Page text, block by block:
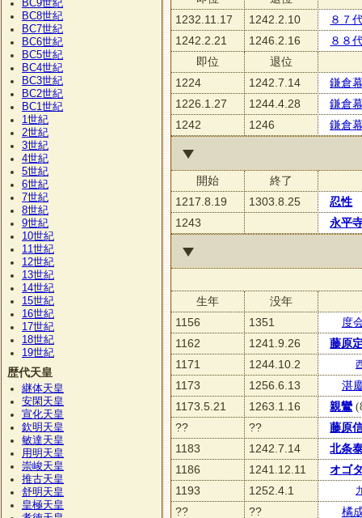
1232.11.17
1242.2.10
８７
1242.2.21
1246.2.16
８８
即位
退位
1224
1242.7.14
鎌倉
1226.1.27
1244.4.28
鎌倉
1242
1246 鎌倉
開始
終了
1217.8.19
1303.8.25
忍性
1243
永平
生年
没年
1156
1351
度
1162
1241.9.26
藤原
1171
1244.10.2
1173 1256.6.13
湛
1173.5.21
1263.1.16 親鸞
??
??
藤原
1183
1242.7.14
北条
1186
1241.12.11
オゴ
1193
1252.4.1
?? ??
橘
BC9世紀
BC8世紀
BC7世紀
BC6世紀
BC5世紀
BC4世紀
BC3世紀
BC2世紀
BC1世紀
1世紀
2世紀
3世紀
4世紀
5世紀
6世紀
7世紀
8世紀
9世紀
10世紀
11世紀
12世紀
13世紀
14世紀
15世紀
16世紀
17世紀
18世紀
19世紀
歴代天皇
継体天皇
安閑天皇
宣化天皇
欽明天皇
敏達天皇
用明天皇
崇峻天皇
推古天皇
舒明天皇
皇極天皇